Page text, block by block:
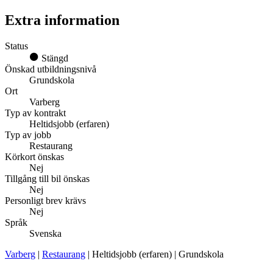
Extra information
Status
Stängd
Önskad utbildningsnivå
Grundskola
Ort
Varberg
Typ av kontrakt
Heltidsjobb (erfaren)
Typ av jobb
Restaurang
Körkort önskas
Nej
Tillgång till bil önskas
Nej
Personligt brev krävs
Nej
Språk
Svenska
Varberg | Restaurang | Heltidsjobb (erfaren) | Grundskola